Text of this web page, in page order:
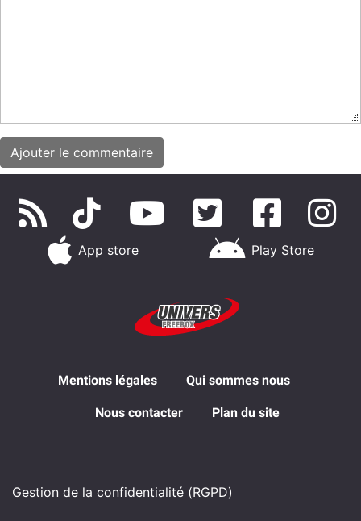
App store Play Store
Mentions légales Qui sommes nous
Nous contacter Plan du site
Gestion de la confidentialité (RGPD)